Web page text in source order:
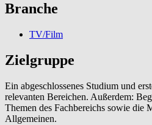
Branche
TV/Film
Zielgruppe
Ein abgeschlossenes Studium und
relevanten Bereichen. Außerdem:
Themen des Fachbereichs sowie die
Allgemeinen.